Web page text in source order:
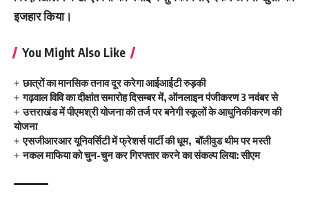
इजहार किया।
You Might Also Like
छात्रों का मानसिक तनाव दूर करेगा आईआईटी रुड़की
गढ़वाल विवि का दीक्षांत समारोह दिसम्बर में, ऑनलाइन पंजीकरण 3 नवंबर से
उत्तराखंड में पीएमश्री योजना की तर्ज पर बनेगी स्कूलों के आधुनिकीकरण की
योजना
एसजीआरआर यूनिवर्सिटी में फ्रेशर्स पार्टी की धूम, बॉलीवुड थीम पर मस्ती
नकल माफिया को चुन-चुन कर गिरफ्तार करने का संकल्प लिया: सीएम